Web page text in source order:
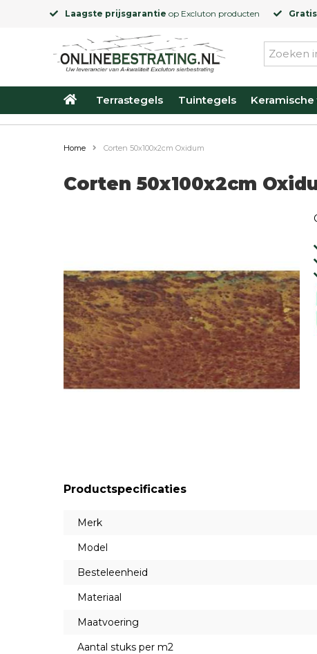
Laagste prijsgarantie op Excluton producten
Terrastegels Tuintegels
Home Corten 50x100x2cm Oxidum
Corten 50x100x2cm
Productspecificaties
Merk
Model
Besteleenheid
Materiaal
Maatvoering
Aantal stuks per m2